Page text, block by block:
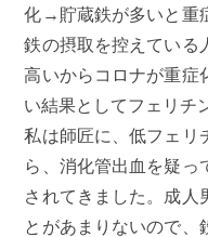
化→貯蔵鉄が多いと重
鉄の摂取を控えている
高いからコロナが重症
い結果としてフェリチ
私は師匠に、低フェリ
ら、消化管出血を疑っ
されてきました。成人
とがあまりないので、